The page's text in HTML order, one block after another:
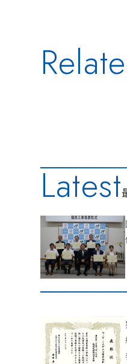
Latest